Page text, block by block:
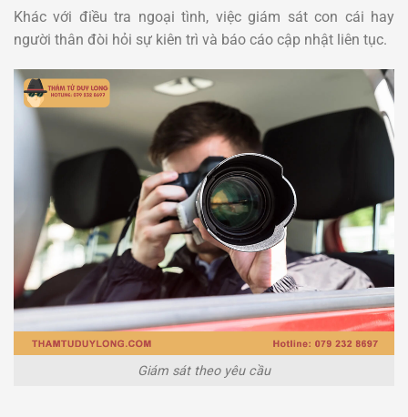
Khác với điều tra ngoại tình, việc giám sát con cái hay
người thân đòi hỏi sự kiên trì và báo cáo cập nhật liên tục.
Giám sát theo yêu cầu